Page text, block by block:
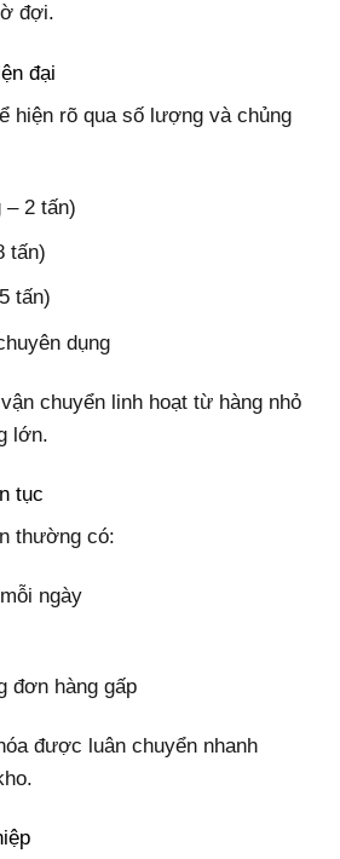
đợi.
đại
hiện rõ qua số lượng và chủng
– 2 tấn)
tấn)
tấn)
dụng
chuyển linh hoạt từ hàng nhỏ
lớn.
tục
thường có:
ngày
đơn hàng gấp
được luân chuyển nhanh